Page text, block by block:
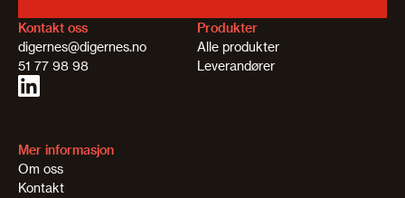
Kontakt oss
digernes@digernes.no
51 77 98 98
Produkter
Alle produkter
Leverandører
Mer informasjon
Om oss
Kontakt